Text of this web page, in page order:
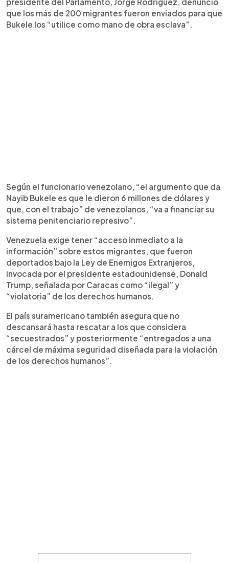
presidente del Parlamento, Jorge Rodríguez, denunció
que los más de 200 migrantes fueron enviados para que
Bukele los “utilice como mano de obra esclava”.
Según el funcionario venezolano, “el argumento que da
Nayib Bukele es que le dieron 6 millones de dólares y
que, con el trabajo” de venezolanos, “va a financiar su
sistema penitenciario represivo”.
Venezuela exige tener “acceso inmediato a la
información” sobre estos migrantes, que fueron
deportados bajo la Ley de Enemigos Extranjeros,
invocada por el presidente estadounidense, Donald
Trump, señalada por Caracas como “ilegal” y
“violatoria” de los derechos humanos.
El país suramericano también asegura que no
descansará hasta rescatar a los que considera
“secuestrados” y posteriormente “entregados a una
cárcel de máxima seguridad diseñada para la violación
de los derechos humanos”.